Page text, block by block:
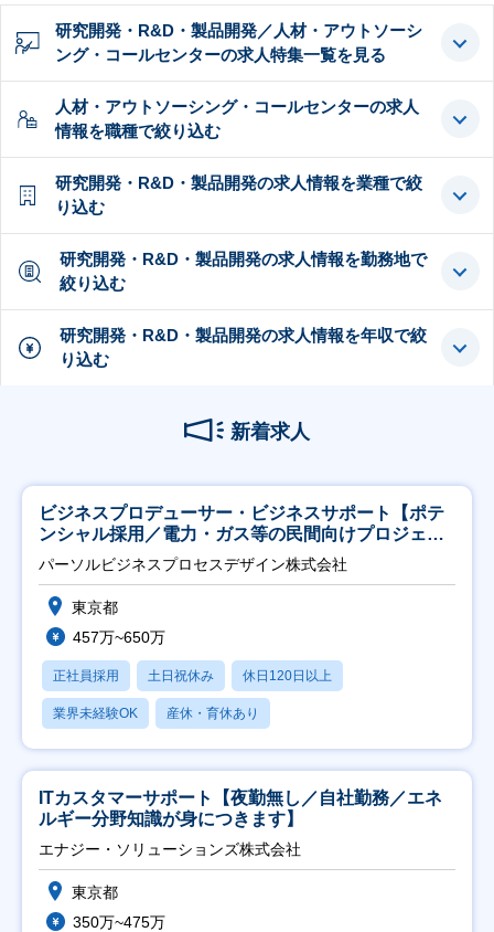
研究開発・R&D・製品開発／人材・アウトソーシ
ング・コールセンターの求人特集一覧を見る
人材・アウトソーシング・コールセンターの求人
情報を職種で絞り込む
研究開発・R&D・製品開発の求人情報を業種で絞
り込む
研究開発・R&D・製品開発の求人情報を勤務地で
絞り込む
研究開発・R&D・製品開発の求人情報を年収で絞
り込む
新着求人
ビジネスプロデューサー・ビジネスサポート【ポテ
ンシャル採用／電力・ガス等の民間向けプロジェク
ト推進】
パーソルビジネスプロセスデザイン株式会社
東京都
457万~650万
正社員採用 土日祝休み 休日120日以上
業界未経験OK 産休・育休あり
ITカスタマーサポート【夜勤無し／自社勤務／エネ
ルギー分野知識が身につきます】
エナジー・ソリューションズ株式会社
東京都
350万~475万